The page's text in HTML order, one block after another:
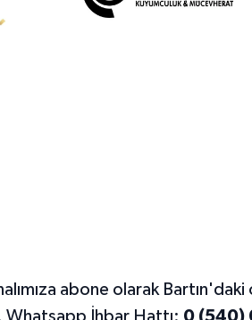
abone olarak
Whatsapp İhbar Hattı: 0 (540)